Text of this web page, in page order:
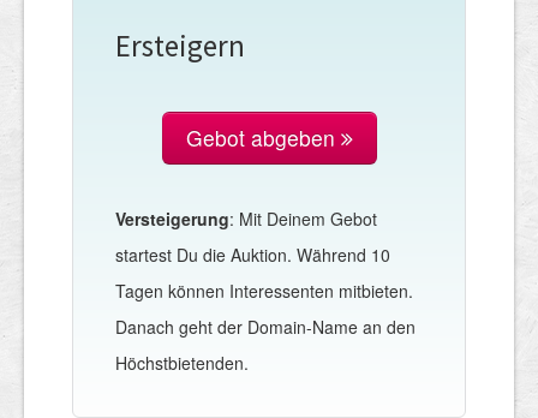
Ersteigern
Gebot abgeben
Versteigerung: Mit Deinem Gebot
startest Du die Auktion. Während 10
Tagen können Interessenten mitbieten.
Danach geht der Domain-Name an den
Höchstbietenden.